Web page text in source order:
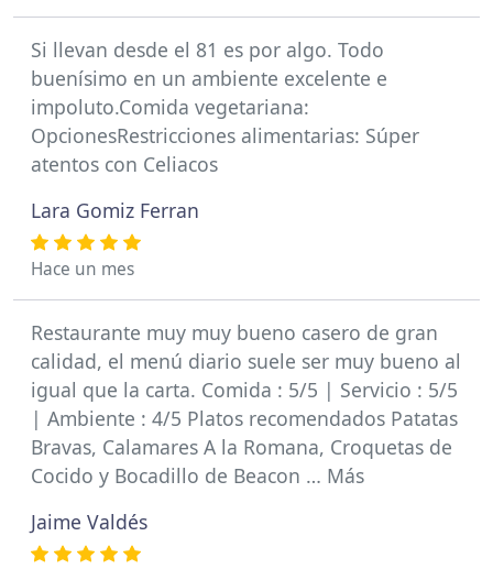
Si llevan desde el 81 es por algo. Todo
buenísimo en un ambiente excelente e
impoluto.Comida vegetariana:
OpcionesRestricciones alimentarias: Súper
atentos con Celiacos
Lara Gomiz Ferran
Hace un mes
Restaurante muy muy bueno casero de gran
calidad, el menú diario suele ser muy bueno al
igual que la carta. Comida : 5/5 | Servicio : 5/5
| Ambiente : 4/5 Platos recomendados Patatas
Bravas, Calamares A la Romana, Croquetas de
Cocido y Bocadillo de Beacon … Más
Jaime Valdés